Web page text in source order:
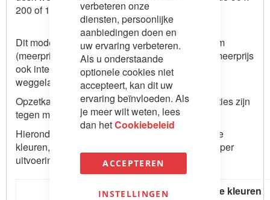
verbeteren onze
diensten, persoonlijke
aanbiedingen doen en
uw ervaring verbeteren.
Als u onderstaande
optionele cookies niet
accepteert, kan dit uw
ervaring beïnvloeden. Als
je meer wilt weten, lees
dan hetCookiebeleid
ACCEPTEREN
INSTELLINGEN
200 of 120 x 200 bedmaat mogelijk
Dit model bedkast kan in diepte 35 cm of 45,5 cm
(meerprijs), bij 45,5 cm diepte kunnen er tegen meerprijs
ook interne planken maar vaak worden deze
weggelaten om meer te kunnen opklappen.
Opzetkasten, aanbouwelementen en andere opties zijn
tegen meerprijs te krijgen.
Hieronder kunt u de prijzen bekijken in melamine
kleuren, uitgegaan van de grootste variant desk per
uitvoering.
Bedkast horizontaal in melamine kleuren